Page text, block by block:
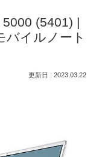
(5401) |
バイルノート
2023.03.22